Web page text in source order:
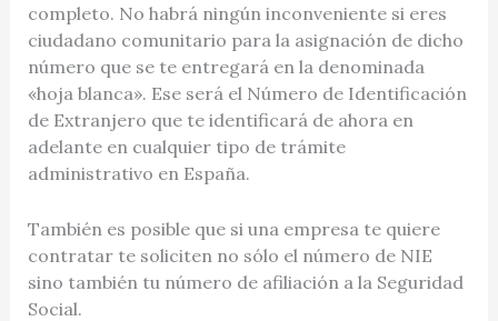
completo. No habrá ningún inconveniente si eres
ciudadano comunitario para la asignación de dicho
número que se te entregará en la denominada
«hoja blanca». Ese será el Número de Identificación
de Extranjero que te identificará de ahora en
adelante en cualquier tipo de trámite
administrativo en España.
También es posible que si una empresa te quiere
contratar te soliciten no sólo el número de NIE
sino también tu número de afiliación a la Seguridad
Social.